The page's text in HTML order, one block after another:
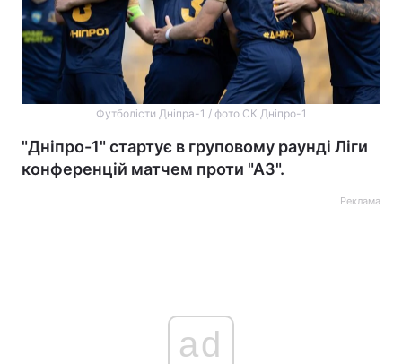
Футболісти Дніпра-1 / фото СК Дніпро-1
"Дніпро-1" стартує в груповому раунді Ліги
конференцій матчем проти "АЗ".
Реклама
ad